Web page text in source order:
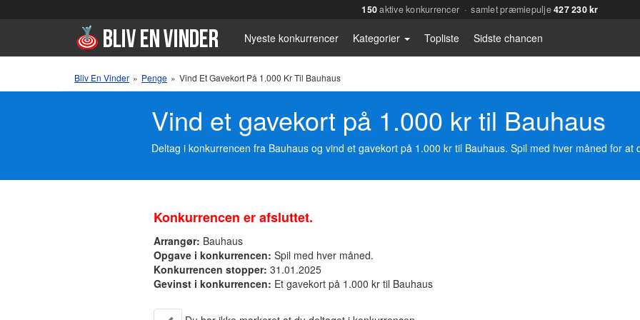
150aktive konkurrencer · samlet præmiepulje427 230 kr
Nyeste konkurrencer Kategorier Topliste Sidste chancen
Bliv En Vinder » Penge » Vind Et Gavekort På 1.000 Kr Til Bauhaus
Vind et gavekort på 1.000 kr til Bauhaus
Deltag i konkurrencen fra Bauhaus og vind et gavekort på 1.000 kr til Bauhaus. Spil med hver måned for at
Konkurrencen er afsluttet.
Arrangør: Bauhaus
Opgave i konkurrencen: Spil med hver måned.
Konkurrencen stopper: 31.01.2025
Gevinst i konkurrencen: Et gavekort på 1.000 kr til Bauhaus